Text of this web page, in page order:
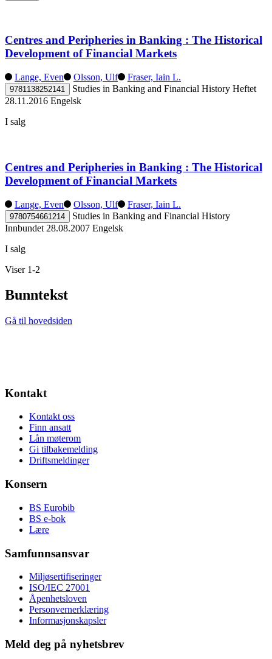
Centres and Peripheries in Banking : The Historical
Development of Financial Markets
Lange, Even Olsson, Ulf Fraser, Iain L.
9781138252141 Studies in Banking and Financial History Heftet
28.11.2016 Engelsk
I salg
Centres and Peripheries in Banking : The Historical
Development of Financial Markets
Lange, Even Olsson, Ulf Fraser, Iain L.
9780754661214
Studies in Banking and Financial History
Innbundet 28.08.2007 Engelsk
I salg
Viser 1-2
Bunntekst
Gå til hovedsiden
Kontakt
Kontakt oss
Finn ansatt
Lån møterom
Gi tilbakemelding
Driftsmeldinger
Konsern
BS Eurobib
BS e-bok
Lære
Samfunnsansvar
Miljøsertifiseringer
ISO/IEC 27001
Åpenhetsloven
Personvernerklæring
Informasjonskapsler
Meld deg på nyhetsbrev